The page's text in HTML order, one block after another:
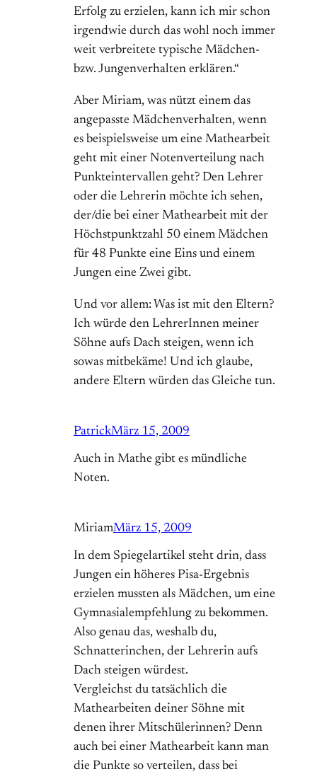
Erfolg zu erzielen, kann ich mir schon
irgendwie durch das wohl noch immer
weit verbreitete typische Mädchen-
bzw. Jungenverhalten erklären.“
Aber Miriam, was nützt einem das
angepasste Mädchenverhalten, wenn
es beispielsweise um eine Mathearbeit
geht mit einer Notenverteilung nach
Punkteintervallen geht? Den Lehrer
oder die Lehrerin möchte ich sehen,
der/die bei einer Mathearbeit mit der
Höchstpunktzahl 50 einem Mädchen
für 48 Punkte eine Eins und einem
Jungen eine Zwei gibt.
Und vor allem: Was ist mit den Eltern?
Ich würde den LehrerInnen meiner
Söhne aufs Dach steigen, wenn ich
sowas mitbekäme! Und ich glaube,
andere Eltern würden das Gleiche tun.
PatrickMärz 15, 2009
Auch in Mathe gibt es mündliche
Noten.
MiriamMärz 15, 2009
In dem Spiegelartikel steht drin, dass
Jungen ein höheres Pisa-Ergebnis
erzielen mussten als Mädchen, um eine
Gymnasialempfehlung zu bekommen.
Also genau das, weshalb du,
Schnatterinchen, der Lehrerin aufs
Dach steigen würdest.
Vergleichst du tatsächlich die
Mathearbeiten deiner Söhne mit
denen ihrer Mitschülerinnen? Denn
auch bei einer Mathearbeit kann man
die Punkte so verteilen, dass bei